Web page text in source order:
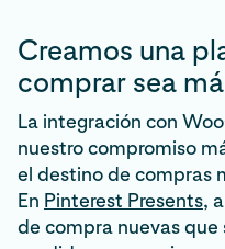
Creamos una
comprar sea
La integración con
nuestro compromiso
el destino de compras
En Pinterest Presents,
de compra nuevas que